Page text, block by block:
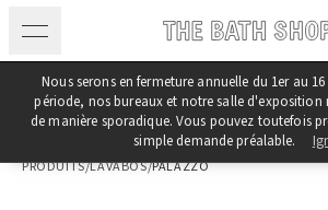
Nous serons en fermeture annuelle du 1er au
période, nos bureaux et notre salle d'exposition
de manière sporadique. Vous pouvez toutefois
simple demande préalable.
PRODUITS/LAVABOS/PALAZZO